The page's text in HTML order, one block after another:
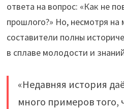
ответа на вопрос: «Как не
прошлого?» Но, несмотря на
составители полны
в сплаве молодости и
«Недавняя история
много примеров того,